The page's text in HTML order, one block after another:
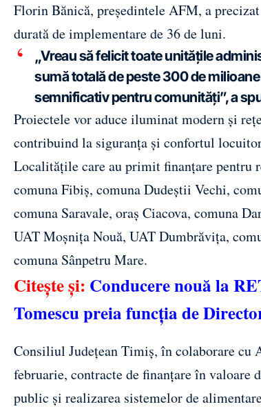
Florin Bănică, președintele AFM, a
durată de implementare de 36 de luni.
„Vreau să felicit toate unitățile
sumă totală de peste 300 de
semnificativ pentru comunități”, a
Proiectele vor aduce iluminat modern și
contribuind la siguranța și confortul
Localitățile care au primit finanțare pentru
comuna Fibiș, comuna Dudeștii Vechi,
comuna Saravale, oraș Ciacova, comuna
UAT Moșnița Nouă, UAT Dumbrăvița,
comuna Sânpetru Mare.
Citește și: Conducere nouă la
Tomescu preia funcția de
Consiliul Județean Timiș, în colaborare
februarie, contracte de finanțare în
public și realizarea sistemelor de